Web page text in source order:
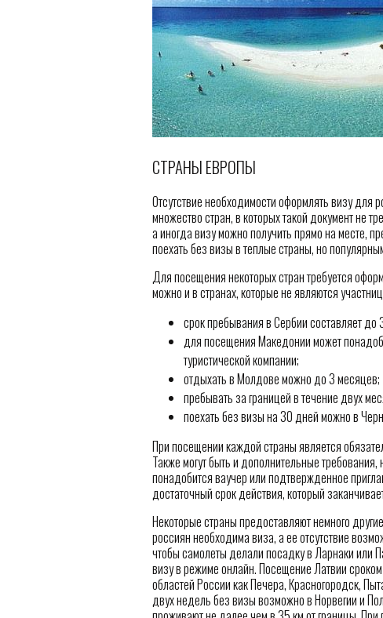
СТРАНЫ ЕВРОПЫ
Отсутствие необходимости оформлять визу для
множество стран, в которых такой документ не
а иногда визу можно получить прямо на месте,
поехать без визы в теплые страны, но
Для посещения некоторых стран требуется
можно и в странах, которые не являются
срок пребывания в Сербии составляет до
для посещения Македонии может
туристической компании;
отдыхать в Молдове можно до 3 месяцев;
пребывать за границей в течение двух
поехать без визы на 30 дней можно в
При посещении каждой страны является
Также могут быть и дополнительные
понадобится ваучер или подтвержденное
достаточный срок действия, который
Некоторые страны предоставляют немного
россиян необходима виза, а ее отсутствие
чтобы самолеты делали посадку в Ларнаки или
визу в режиме онлайн. Посещение Латвии
областей России как Печера, Красногородск,
двух недель без визы возможно в Норвегии и